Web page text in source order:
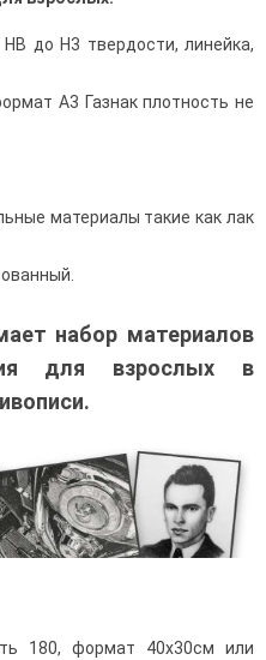
до Н3 твердости, линейка,
А3 Газнак плотность не
материалы такие как лак
набор материалов
для взрослых в
180, формат 40х30см или